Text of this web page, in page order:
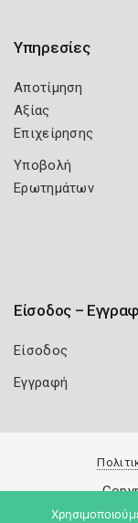
Υπηρεσίες
Αποτίμηση
Αξίας
Επιχείρησης
Υποβολή
Ερωτημάτων
Είσοδος –
Είσοδος
Εγγραφή